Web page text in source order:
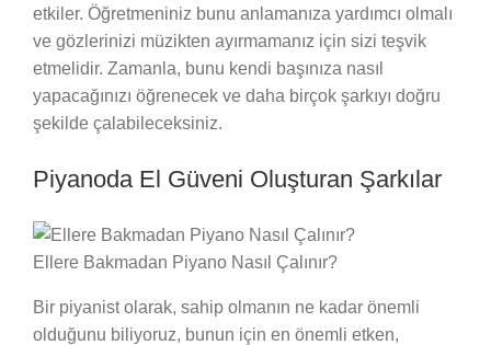
etkiler. Öğretmeniniz bunu anlamanıza yardımcı olmalı
ve gözlerinizi müzikten ayırmamanız için sizi teşvik
etmelidir. Zamanla, bunu kendi başınıza nasıl
yapacağınızı öğrenecek ve daha birçok şarkıyı doğru
şekilde çalabileceksiniz.
Piyanoda El Güveni Oluşturan Şarkılar
Ellere Bakmadan Piyano Nasıl Çalınır?
Bir piyanist olarak, sahip olmanın ne kadar önemli
olduğunu biliyoruz, bunun için en önemli etken,